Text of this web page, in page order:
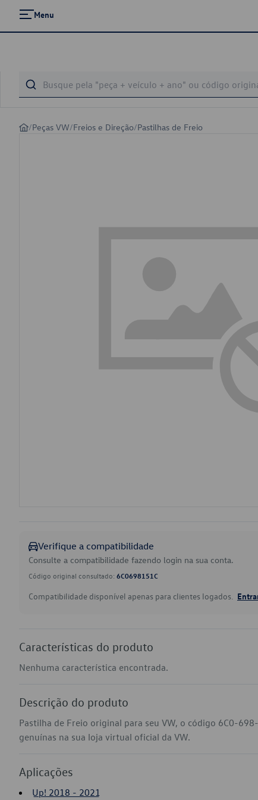
Menu
/Peças VW/Freios e Direção/Pastilhas de Freio
Verifique a compatibilidade
Consulte a compatibilidade fazendo login na sua conta.
Código original consultado: 6C0698151C
Compatibilidade disponível apenas para clientes logados.
Características do produto
Nenhuma característica encontrada.
Descrição do produto
Pastilha de Freio original para seu VW, o código 6C0-
genuínas na sua loja virtual oficial da VW.
Aplicações
Up! 2018 - 2021